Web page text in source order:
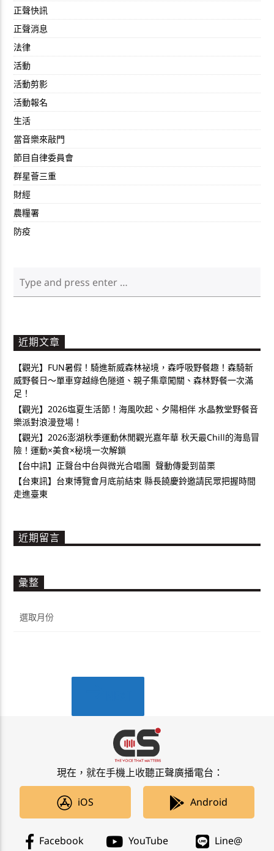
正聲快訊
正聲消息
法律
活動
活動剪影
活動報名
生活
當音樂來敲門
節目自律委員會
群星薈三重
財經
農糧署
防疫
近期文章
【觀光】FUN暑假！騎進新威森林祕境，森呼吸野餐趣！森騎新
威野餐日～單車穿越綠色隧道、親子集章闖關、森林野餐一次滿
足！
【觀光】2026塩夏生活節！海風吹起、夕陽相伴 水晶教堂野餐音
樂派對浪漫登場！
【觀光】2026澎湖秋季運動休閒觀光嘉年華 秋天最Chill的海島冒
險！運動×美食×秘境一次解鎖
【台中訊】正聲台中台與微光合唱團 聲動傳愛到苗栗
【台東訊】台東博覽會月底前結束 縣長饒慶鈴邀請民眾把握時間
走進臺東
近期留言
彙整
整
現在，就在手機上收聽正聲廣播電台：
iOS Android
Facebook YouTube Line@